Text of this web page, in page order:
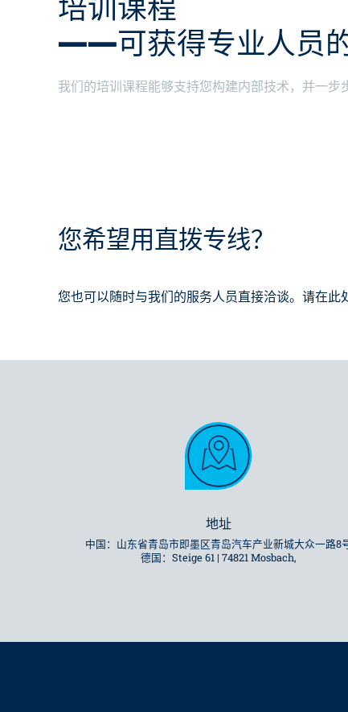
培训课程
——可获得专业人员
我们的培训课程能够支持您构建内部技术，并一步
您希望用直拨专线？
您也可以随时与我们的服务人员直接洽谈。请在此
地址
中国：山东省青岛市即墨区青岛汽车产业新城大众一路8
德国：Steige 61 | 74821 Mosbach,